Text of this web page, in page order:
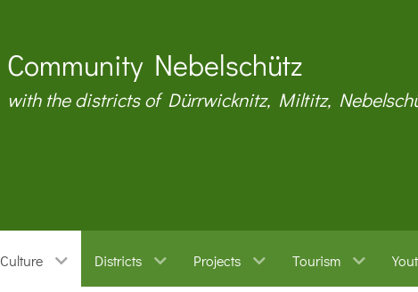
Community Nebelschütz
with the districts of Dürrwicknitz, Miltitz,
Culture Districts Projects Tourism